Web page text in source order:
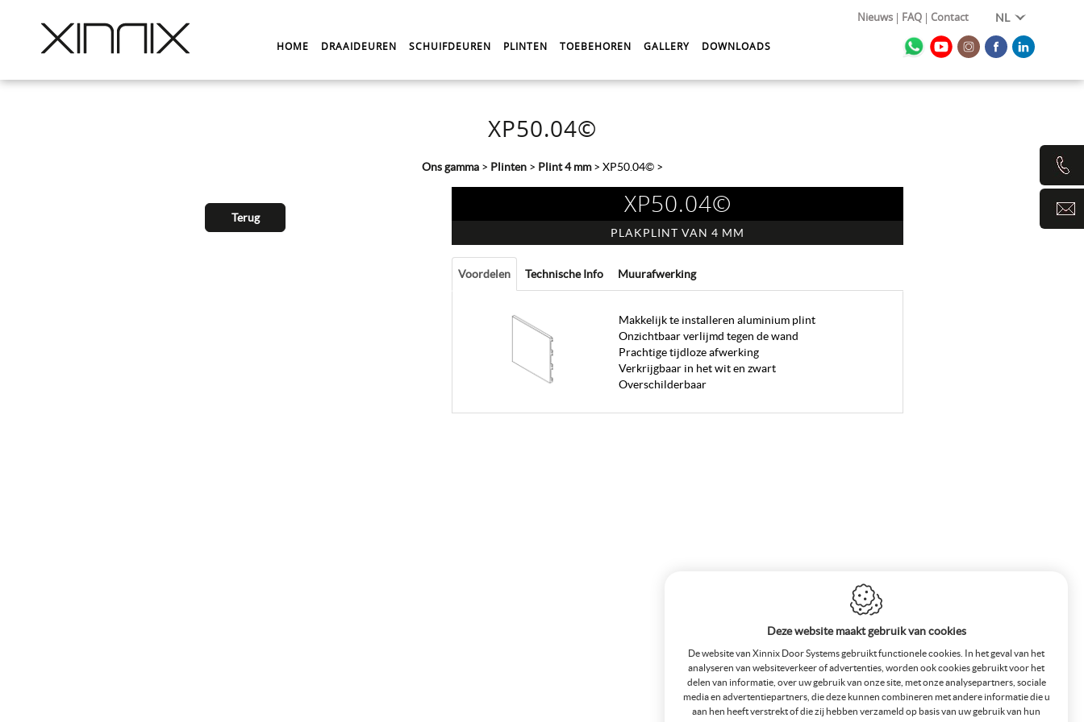
NL
Nieuws FAQ Contact
HOME DRAAIDEUREN SCHUIFDEUREN PLINTEN TOEBEHOREN GALLERY DOWNLOADS
XP50.04©
Ons gamma> Plinten> Plint 4 mm> XP50.04©>
Terug XP50.04©
PLAKPLINT VAN 4 MM
Voordelen Technische Info Muurafwerking
Makkelijk te installeren aluminium plint
Onzichtbaar verlijmd tegen de wand
Prachtige tijdloze afwerking
Verkrijgbaar in het wit en zwart
Overschilderbaar
Deze website maakt gebruik van cookies
De website van Xinnix Door Systems gebruikt functionele cookies. In het geval van het
analyseren van websiteverkeer of advertenties, worden ook cookies gebruikt voor het
delen van informatie, over uw gebruik van onze site, met onze analysepartners, sociale
media en advertentiepartners, die deze kunnen combineren met andere informatie die u
aan hen heeft verstrekt of die zij hebben verzameld op basis van uw gebruik van hun